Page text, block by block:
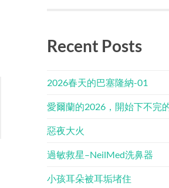
Recent Posts
2026春天的巴塞隆納-01
愛爾蘭的2026，開始下不完
惡夜大火
過敏救星–NeilMed洗鼻器
小孩耳朵被耳垢堵住